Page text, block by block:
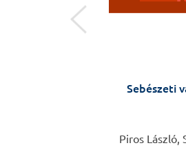
Sebészeti
Piros László,